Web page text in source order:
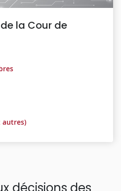
la Cour de
autres)
décisions des